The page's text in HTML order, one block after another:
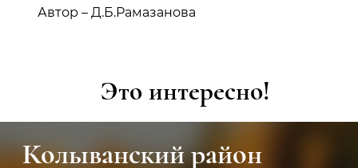
Автор – Д.Б.Рамазанова
Это интересно!
Колыванский район